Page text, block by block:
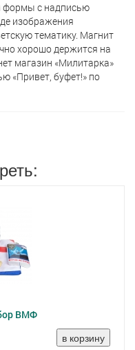
формы с надписью
изображения
тематику. Магнит
хорошо держится на
магазин «Милитарка»
«Привет, буфет!» по
ВМФ